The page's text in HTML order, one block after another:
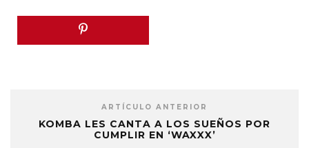
ARTÍCULO ANTERIOR
KOMBA LES CANTA A LOS SUEÑOS POR
CUMPLIR EN ‘WAXXX’